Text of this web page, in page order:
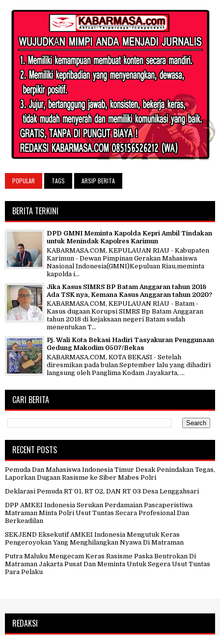
POPULAR TAGS ARSIP BERITA
BERITA TERKINI
DPD GMNI Meminta Kapolda Kepri Ambil Tindakan
untuk Menindak Kapolres Karimun
KABARMASA.COM, KEPULAUAN RIAU - Kabupaten
Karimun - Dewan Pimpinan Gerakan Mahasiswa
Nasional Indonesia(GMNI)Kepuluan Riau,meminta
kapolda i...
Jika Kasus SIMRS BP Batam Anggaran tahun 2018
Ada TSK nya, Kemana Kasus Anggaran tahun 2020?
KABARMASA.COM, KEPULAUAN RIAU - Batam -
Kasus dugaan Korupsi SIMRS Bp Batam Anggaran
tahun 2018 di kejaksaan negeri Batam sudah
menentukan T...
Pj. Wali Kota Bekasi Hadiri Tasyakuran Penggunaan
Gedung Makodim 0507/Bekas
KABARMASA.COM, KOTA BEKASI - Setelah
diresmikan pada bulan September lalu yang dihadiri
langsung oleh Panglima Kodam Jayakarta, ...
CARI BERITA
RECENT POSTS
Pemuda Dan Mahasiswa Indonesia Timur Desak Penindakan Tegas,
Laporkan Dugaan Rasisme ke Siber Mabes Polri
Deklarasi Pemuda RT 01, RT 02, DAN RT 03 Desa Lenggahsari
DPP AMKEI Indonesia Serukan Perdamaian Pascaperistiwa
Matraman Minta Polri Usut Tuntas Secara Profesional Dan
Berkeadilan
SEKJEND Eksekutif AMKEI Indonesia Mengutuk Keras
Pengeroyokan Yang Menghilangkan Nyawa Di Matraman
Putra Maluku Mengecam Keras Rasisme Paska Bentrokan Di
Matraman Jakarta Pusat Dan Meminta Untuk Segera Usut Tuntas
Para Pelaku
REDAKSI